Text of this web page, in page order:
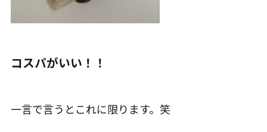
コスパがいい！！
一言で言うとこれに限ります。笑